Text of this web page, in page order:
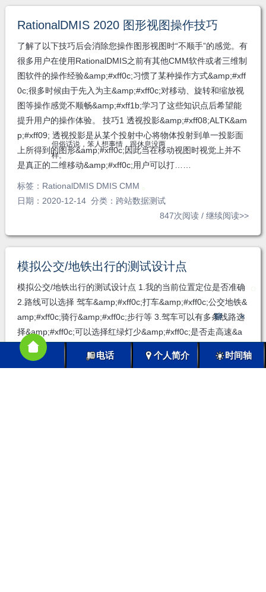
RationalDMIS 2020 图形视图操作技巧
了解了以下技巧后会消除您操作图形视图时“不顺手”的感觉。有
很多用户在使用RationalDMIS之前有其他CMM软件或者三维制
图软件的操作经验&amp;#xff0c;习惯了某种操作方式&amp;#xff
0c;很多时候由于先入为主&amp;#xff0c;对移动、旋转和缩放视
图等操作感觉不顺畅&amp;#xff1b;学习了这些知识点后希望能
提升用户的操作体验。 技巧1 透视投影&amp;#xff08;ALTK&am
p;#xff09; 透视投影是从某个投射中心将物体投射到单一投影面
上所得到的图形&amp;#xff0c;因此当在移动视图时视觉上并不
是真正的二维移动&amp;#xff0c;用户可以打……
标签： RationalDMIS DMIS CMM
日期：2020-12-14 分类： 跨站数据测试
847次阅读 /继续阅读>>
模拟公交/地铁出行的测试设计点
模拟公交/地铁出行的测试设计点 1.我的当前位置定位是否准确
2.路线可以选择 驾车&amp;#xff0c;打车&amp;#xff0c;公交地铁&
amp;#xff0c;骑行&amp;#xff0c;步行等 3.驾车可以有多条线路选
择&amp;#xff0c;可以选择红绿灯少&amp;#xff0c;是否走高速&a
mp;#xff0c;路线最短等 4.可以选择途经点 5.退出到其他应用&a
mp;#xff0c;导航功能是否在后台正常运行 6.步行导航距离是否准
电话 个人简介 时间轴
但俗话说，笨人想事情，跟休息没两
样。
聊 ×